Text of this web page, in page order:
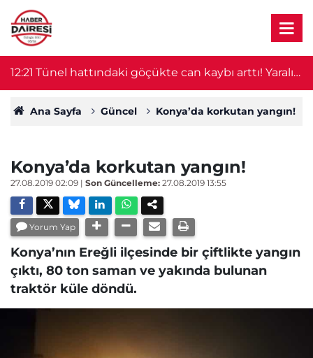
12:21 Tünel hattındaki göçükte can kaybı arttı! Yaralı
işçiden acı haber geldi
Ana Sayfa Güncel Konya’da korkutan yangın!
Konya’da korkutan yangın!
27.08.2019 02:09 | Son Güncelleme: 27.08.2019 13:55
Yorum Yap
Konya’nın Ereğli ilçesinde bir çiftlikte yangın
çıktı, 80 ton saman ve yakında bulunan
traktör küle döndü.